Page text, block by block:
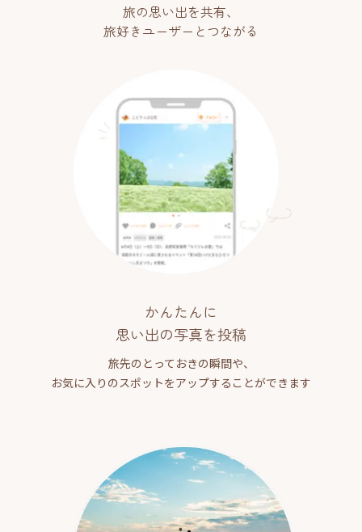
旅の思い出を共有、
旅好きユーザーとつながる
かんたんに
思い出の写真を投稿
旅先のとっておきの瞬間や、
お気に入りのスポットをアップすることができます